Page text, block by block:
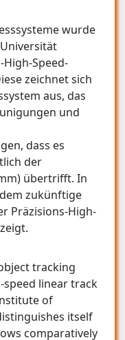
wurde
High-Speed-
zeichnet sich
aus, das
und
dass es
der
übertrifft. In
zukünftige
Präzisions-High-
tracking
linear track
of
itself
comparatively